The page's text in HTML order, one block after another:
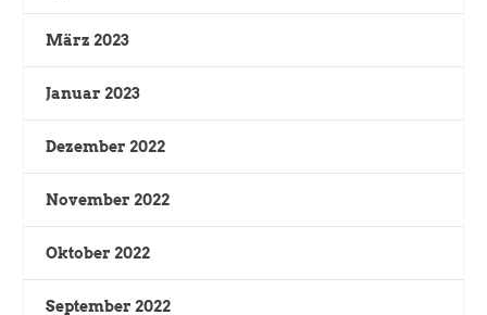
März 2023
Januar 2023
Dezember 2022
November 2022
Oktober 2022
September 2022